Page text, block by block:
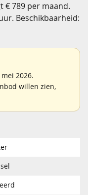
€ 789 per maand.
Beschikbaarheid:
2026.
willen zien,